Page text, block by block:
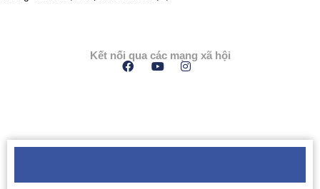
Kết nối qua các mạng xã hội